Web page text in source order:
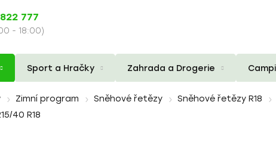
777
- 18:00)
Sport a Hračky Zahrada a Drogerie
Zimní program Sněhové řetězy Sněhové řetězy R18
40 R18